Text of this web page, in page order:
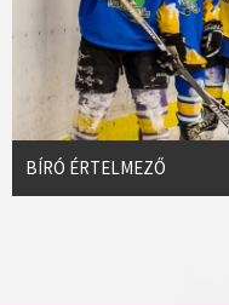
BÍRÓ ÉRTELMEZŐ